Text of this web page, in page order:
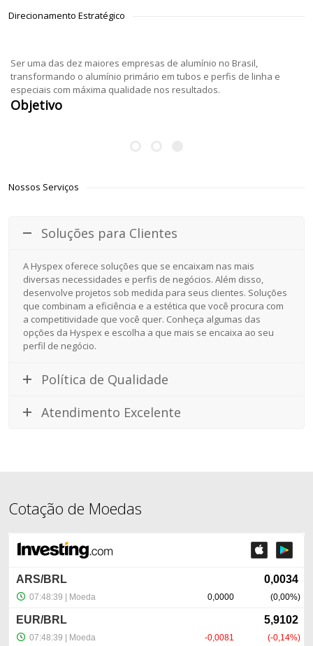
Direcionamento Estratégico
Ser uma das dez maiores empresas de alumínio no Brasil,
transformando o alumínio primário em tubos e perfis de linha e
especiais com máxima qualidade nos resultados.
Objetivo
Nossos Serviços
Soluções para Clientes
A Hyspex oferece soluções que se encaixam nas mais
diversas necessidades e perfis de negócios. Além disso,
desenvolve projetos sob medida para seus clientes. Soluções
que combinam a eficiência e a estética que você procura com
a competitividade que você quer. Conheça algumas das
opções da Hyspex e escolha a que mais se encaixa ao seu
perfil de negócio.
Política de Qualidade
Atendimento Excelente
Cotação de Moedas